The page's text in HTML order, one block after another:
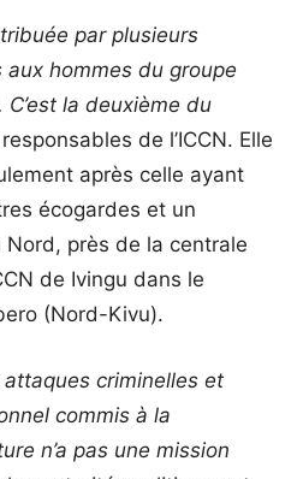
par plusieurs
hommes du groupe
la deuxième du
de l’ICCN. Elle
après celle ayant
écogardes et un
près de la centrale
de Ivingu dans le
(Nord-Kivu).
attaques criminelles et
commis à la
n’a pas une mission